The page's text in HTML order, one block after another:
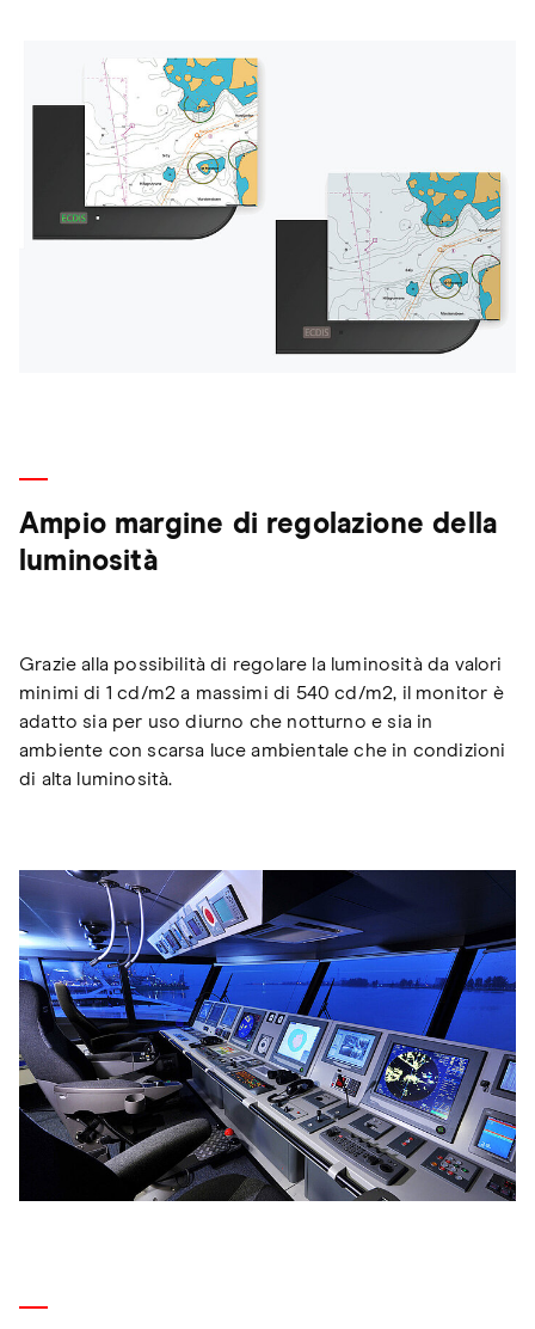
Ampio margine di regolazione della
luminosità
Grazie alla possibilità di regolare la luminosità da valori
minimi di 1 cd/m2 a massimi di 540 cd/m2, il monitor è
adatto sia per uso diurno che notturno e sia in
ambiente con scarsa luce ambientale che in condizioni
di alta luminosità.